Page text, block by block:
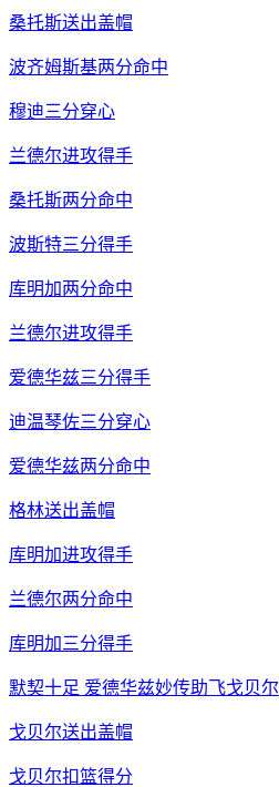
桑托斯送出盖帽
波齐姆斯基两分命中
穆迪三分穿心
兰德尔进攻得手
桑托斯两分命中
波斯特三分得手
库明加两分命中
兰德尔进攻得手
爱德华兹三分得手
迪温琴佐三分穿心
爱德华兹两分命中
格林送出盖帽
库明加进攻得手
兰德尔两分命中
库明加三分得手
默契十足 爱德华兹妙传助飞戈贝尔
戈贝尔送出盖帽
戈贝尔扣篮得分